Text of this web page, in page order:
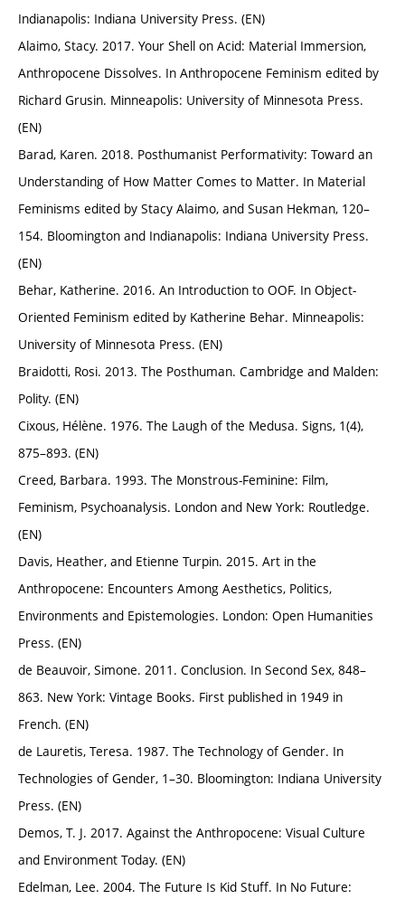
Indianapolis: Indiana University Press. (EN)
Alaimo, Stacy. 2017. Your Shell on Acid: Material Immersion,
Anthropocene Dissolves. In Anthropocene Feminism edited by
Richard Grusin. Minneapolis: University of Minnesota Press.
(EN)
Barad, Karen. 2018. Posthumanist Performativity: Toward an
Understanding of How Matter Comes to Matter. In Material
Feminisms edited by Stacy Alaimo, and Susan Hekman, 120–
154. Bloomington and Indianapolis: Indiana University Press.
(EN)
Behar, Katherine. 2016. An Introduction to OOF. In Object-
Oriented Feminism edited by Katherine Behar. Minneapolis:
University of Minnesota Press. (EN)
Braidotti, Rosi. 2013. The Posthuman. Cambridge and Malden:
Polity. (EN)
Cixous, Hélène. 1976. The Laugh of the Medusa. Signs, 1(4),
875–893. (EN)
Creed, Barbara. 1993. The Monstrous-Feminine: Film,
Feminism, Psychoanalysis. London and New York: Routledge.
(EN)
Davis, Heather, and Etienne Turpin. 2015. Art in the
Anthropocene: Encounters Among Aesthetics, Politics,
Environments and Epistemologies. London: Open Humanities
Press. (EN)
de Beauvoir, Simone. 2011. Conclusion. In Second Sex, 848–
863. New York: Vintage Books. First published in 1949 in
French. (EN)
de Lauretis, Teresa. 1987. The Technology of Gender. In
Technologies of Gender, 1–30. Bloomington: Indiana University
Press. (EN)
Demos, T. J. 2017. Against the Anthropocene: Visual Culture
and Environment Today. (EN)
Edelman, Lee. 2004. The Future Is Kid Stuff. In No Future: